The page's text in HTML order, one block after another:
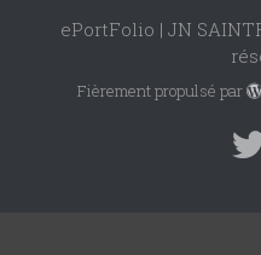
ePortFolio | JN
Fièrement propulsé par